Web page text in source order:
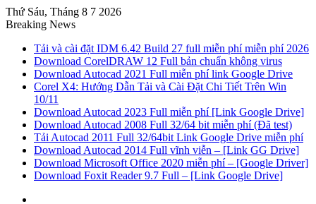
Thứ Sáu, Tháng 8 7 2026
Breaking News
Tải và cài đặt IDM 6.42 Build 27 full miễn phí miễn phí 2026
Download CorelDRAW 12 Full bản chuẩn không virus
Download Autocad 2021 Full miễn phí link Google Drive
Corel X4: Hướng Dẫn Tải và Cài Đặt Chi Tiết Trên Win
10/11
Download Autocad 2023 Full miễn phí [Link Google Drive]
Download Autocad 2008 Full 32/64 bit miễn phí (Đã test)
Tải Autocad 2011 Full 32/64bit Link Google Drive miễn phí
Download Autocad 2014 Full vĩnh viễn – [Link GG Drive]
Download Microsoft Office 2020 miễn phí – [Google Driver]
Download Foxit Reader 9.7 Full – [Link Google Drive]